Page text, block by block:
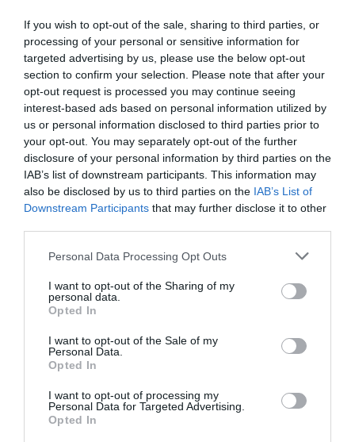
If you wish to opt-out of the sale, sharing to third parties, or
processing of your personal or sensitive information for
targeted advertising by us, please use the below opt-out
section to confirm your selection. Please note that after your
opt-out request is processed you may continue seeing
interest-based ads based on personal information utilized by
us or personal information disclosed to third parties prior to
your opt-out. You may separately opt-out of the further
disclosure of your personal information by third parties on the
IAB’s list of downstream participants. This information may
also be disclosed by us to third parties on the IAB’s List of
Downstream Participants that may further disclose it to other
Personal Data Processing Opt Outs
I want to opt-out of the Sharing of my
personal data.
Opted In
I want to opt-out of the Sale of my
Personal Data.
Opted In
I want to opt-out of processing my
Personal Data for Targeted Advertising.
Opted In
Δείτε όλα τα τελευταία νέα
για την Τέχνη και τον
Πολιτισμό στοCulturenow.gr
Νέοι Διαγωνισμοί❯
Tags
ΔΡΑΣΤΗΡΙΟΤΗΤΕΣ ΓΙΑ ΠΑΙΔΙΑ
ΜΟΥΣΕΙΟ ΑΚΡΟΠΟΛΗΣ
ΜΟΥΣΕΙΟ ΣΧΟΛΙΚΗΣ ΖΩΗΣ ΚΑΙ ΕΚΠΑΙΔΕΥΣΗΣ
ΞΕΝΑΓΗΣΕΙΣ
την Τέχνη και τον Πολιτισμό!